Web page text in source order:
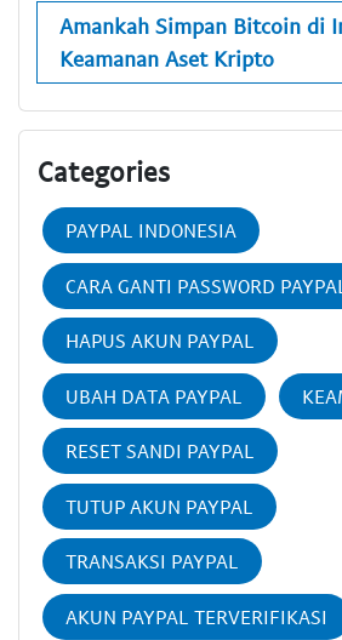
Amankah Simpan Bitcoin di
Keamanan Aset Kripto
Categories
PAYPAL INDONESIA
CARA GANTI PASSWORD PAYPAL
HAPUS AKUN PAYPAL
UBAH DATA PAYPAL
RESET SANDI PAYPAL
TUTUP AKUN PAYPAL
TRANSAKSI PAYPAL
AKUN PAYPAL TERVERIFIKASI